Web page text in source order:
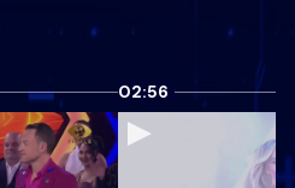
02:56